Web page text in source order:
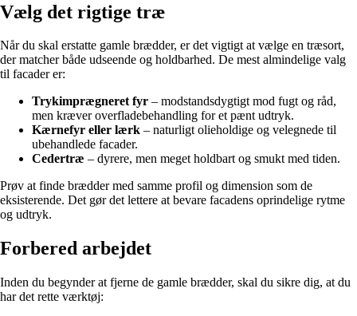
Vælg det rigtige træ
Når du skal erstatte gamle brædder, er det vigtigt at vælge en træsort,
der matcher både udseende og holdbarhed. De mest almindelige valg
til facader er:
Trykimprægneret fyr – modstandsdygtigt mod fugt og råd,
men kræver overfladebehandling for et pænt udtryk.
Kærnefyr eller lærk – naturligt olieholdige og velegnede til
ubehandlede facader.
Cedertræ – dyrere, men meget holdbart og smukt med tiden.
Prøv at finde brædder med samme profil og dimension som de
eksisterende. Det gør det lettere at bevare facadens oprindelige rytme
og udtryk.
Forbered arbejdet
Inden du begynder at fjerne de gamle brædder, skal du sikre dig, at du
har det rette værktøj: